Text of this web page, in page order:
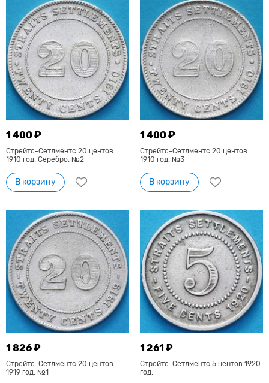
1 400 ₽
Стрейтс-Сетлментс 20 центов
1910 год. Серебро. №2
В корзину
1 400 ₽
Стрейтс-Сетлментс 20 центов
1910 год. №3
В корзину
1 826 ₽
Стрейтс-Сетлментс 20 центов
1919 год. №1
1 261 ₽
Стрейтс-Сетлментс 5 центов 1920
год.